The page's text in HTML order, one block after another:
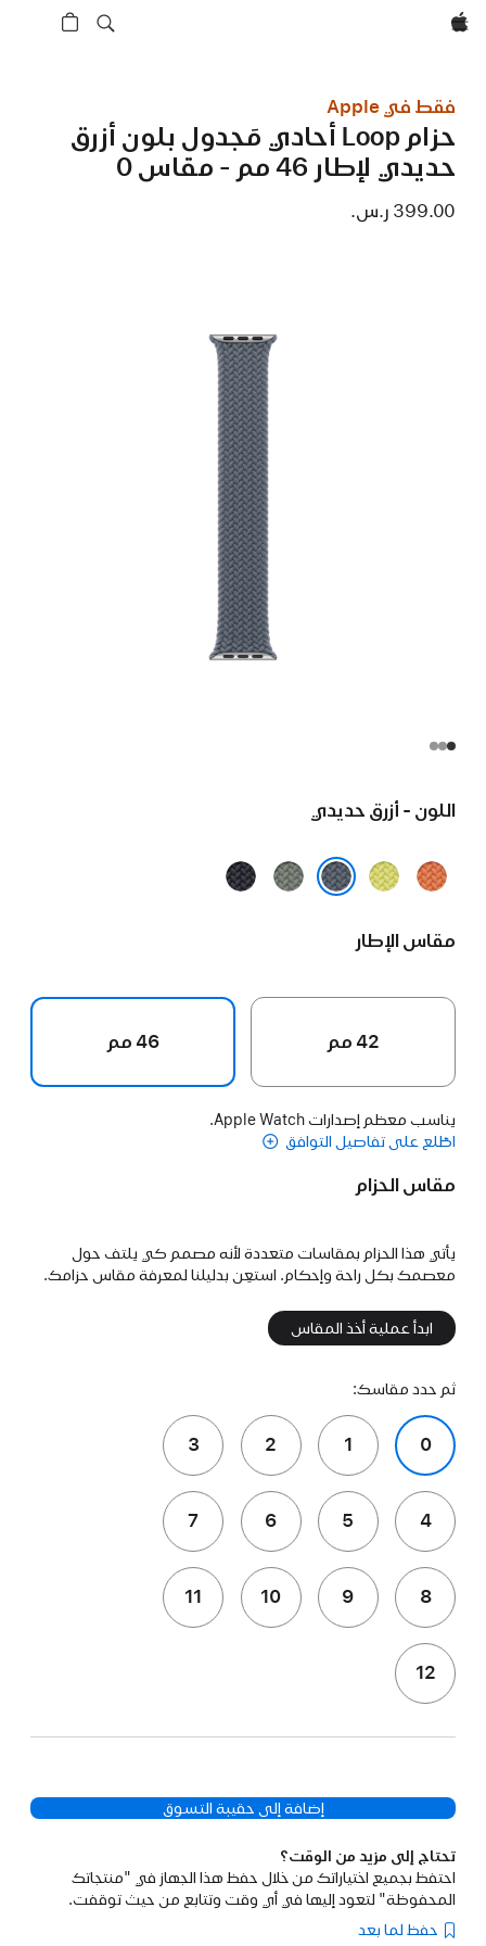
Apple‏
فقط في Apple
حزام Loop أحادي مَجدول بلون أزرق
حديدي لإطار 46 مم - مقاس 0
399.00 ر.س.‏
اللون - أزرق حديدي
كركميأصفر
رمادي سماء
مقاس الإطار
42 مم 46 مم
يناسب معظم إصدارات Apple Watch.
اطّلع على تفاصيل التوافق
مقاس الحزام
يأتي هذا الحزام بمقاسات متعددة لأنه مصمم كي يلتف حول
معصمك بكل راحة وإحكام. استعِن بدليلنا لمعرفة مقاس حزامك.
ابدأ عملية أخذ المقاس
ثم حدد مقاسك:
0
1
2
3
4
5
6
7
8
9
10
11
12
إضافة إلى حقيبة التسوق
تحتاج إلى مزيد من الوقت؟
احتفظ بجميع اختياراتك من خلال حفظ هذا الجهاز في "منتجاتك
المحفوظة" لتعود إليها في أي وقت وتتابع من حيث توقفت.
حفظ لما بعد